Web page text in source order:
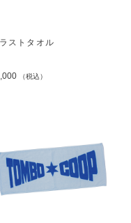
ストタオル
（税込）